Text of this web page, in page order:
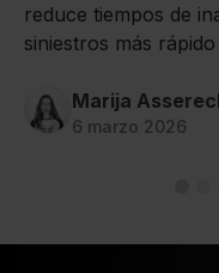
reduce tiempos de
siniestros más
Mapon.Marija
6 marzo 2026